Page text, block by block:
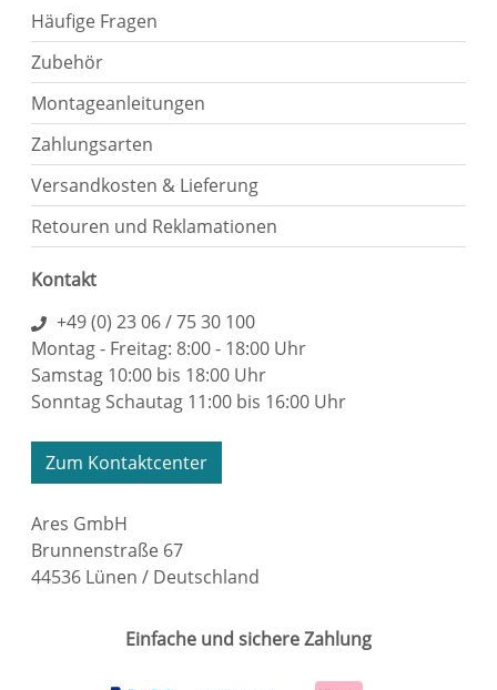
Häufige Fragen
Zubehör
Montageanleitungen
Zahlungsarten
Versandkosten & Lieferung
Retouren und Reklamationen
Kontakt
+49 (0) 23 06 / 75 30 100
Montag - Freitag: 8:00 - 18:00 Uhr
Samstag 10:00 bis 18:00 Uhr
Sonntag Schautag 11:00 bis 16:00 Uhr
Zum Kontaktcenter
Ares GmbH
Brunnenstraße 67
44536 Lünen / Deutschland
Einfache und sichere Zahlung